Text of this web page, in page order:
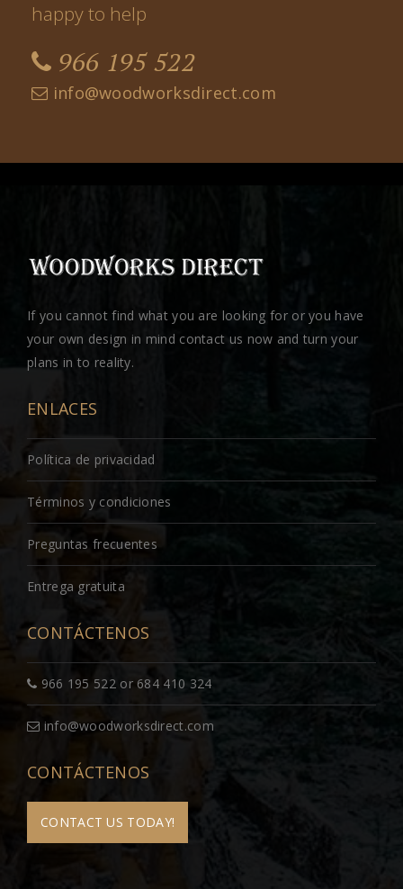
happy to help
966 195 522
info@woodworksdirect.com
If you cannot find what you are looking for or you have
your own design in mind contact us now and turn your
plans in to reality.
ENLACES
Política de privacidad
Términos y condiciones
Preguntas frecuentes
Entrega gratuita
CONTÁCTENOS
966 195 522 or 684 410 324
info@woodworksdirect.com
CONTÁCTENOS
CONTACT US TODAY!